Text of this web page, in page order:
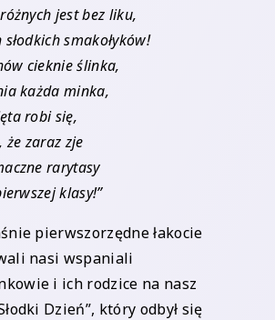
jest bez liku,
słodkich smakołyków!
cieknie ślinka,
każda minka,
robi się,
że zaraz zje
rarytasy
klasy!”
pierwszorzędne łakocie
nasi wspaniali
i ich rodzice na nasz
Dzień”, który odbył się